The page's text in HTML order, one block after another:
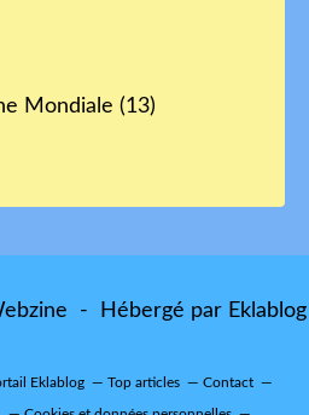
Mondiale (13)
- Hébergé par Eklablog
Eklablog Top articles Contact